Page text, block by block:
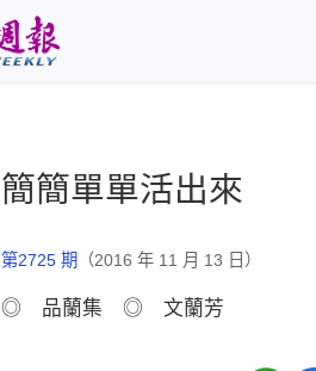
簡簡單單活出來
第2725 期 （2016 年 11 月 13 日）
◎ 品蘭集 ◎ 文蘭芳